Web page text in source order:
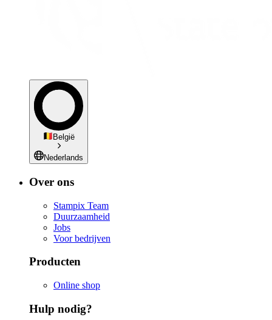
België
Nederlands
Over ons
Stampix Team
Duurzaamheid
Jobs
Voor bedrijven
Producten
Online shop
Hulp nodig?